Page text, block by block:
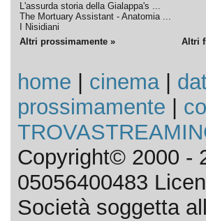
L'assurda storia della Gialappa's ...
The Mortuary Assistant - Anatomia ...
I Nisidiani
Altri prossimamente »
Altri
home cinema|
prossimamente
Copyright© 2000 -
05056400483
Società soggetta